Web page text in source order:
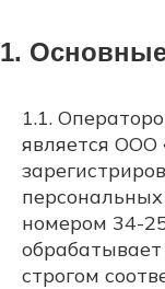
1.
1.1.
является
номером 34-
строгом